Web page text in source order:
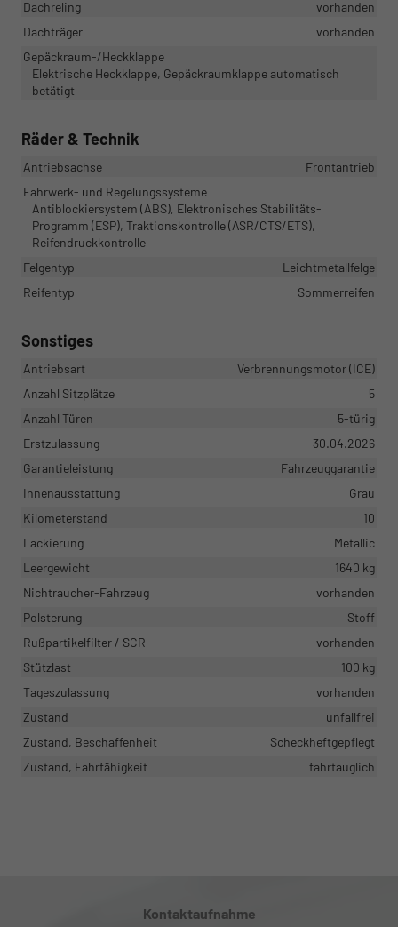
Dachreling
vorhanden
Dachträger
vorhanden
Gepäckraum-/Heckklappe
Elektrische Heckklappe, Gepäckraumklappe automatisch
betätigt
Räder & Technik
Antriebsachse
Frontantrieb
Fahrwerk- und Regelungssysteme
Antiblockiersystem (ABS), Elektronisches Stabilitäts-
Programm (ESP), Traktionskontrolle (ASR/CTS/ETS),
Reifendruckkontrolle
Felgentyp
Leichtmetallfelge
Reifentyp
Sommerreifen
Sonstiges
Antriebsart
Verbrennungsmotor (ICE)
Anzahl Sitzplätze
5
Anzahl Türen
5-türig
Erstzulassung
30.04.2026
Garantieleistung
Fahrzeuggarantie
Innenausstattung
Grau
Kilometerstand
10
Lackierung
Metallic
Leergewicht
1640 kg
Nichtraucher-Fahrzeug
vorhanden
Polsterung
Stoff
Rußpartikelfilter / SCR
vorhanden
Stützlast
100 kg
Tageszulassung
vorhanden
Zustand
unfallfrei
Zustand, Beschaffenheit
Scheckheftgepflegt
Zustand, Fahrfähigkeit
fahrtauglich
Kontaktaufnahme